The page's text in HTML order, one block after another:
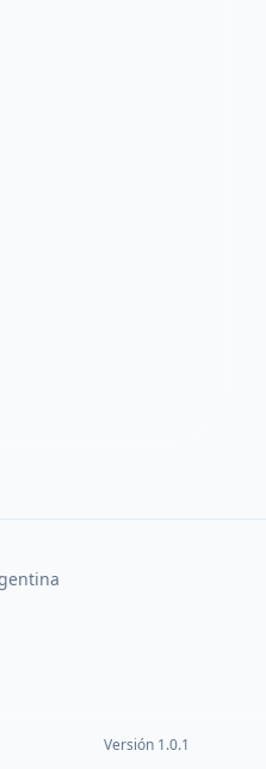
Versión 1.0.1